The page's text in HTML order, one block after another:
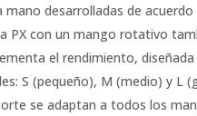
mano desarrolladas de
PX con un mango rotativo
el rendimiento,
S (pequeño), M (medio) y L
se adaptan a todos los